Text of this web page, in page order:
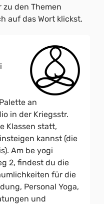
zu den Themen
auf das Wort klickst.
an
in der Kriegsstr.
Klassen statt,
kannst (die
Am be yogi
2, findest du die
für die
Personal Yoga,
und